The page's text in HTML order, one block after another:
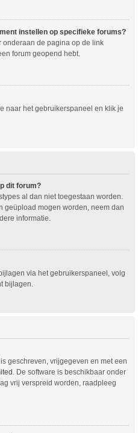
instellen op specifieke forums?
onderaan de pagina op de link
forum geopend hebt.
naar het gebruikerspaneel en klik je
dit forum?
al dan niet toegestaan worden.
geüpload mogen worden, neem dan
informatie.
via het gebruikerspaneel, volg
bijlagen.
geschreven, vrijgegeven en met een
. De software is beschikbaar onder
vrij verspreid worden, raadpleeg